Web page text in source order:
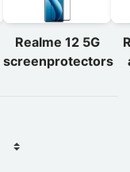
Realme 12 5G
screenprotectors